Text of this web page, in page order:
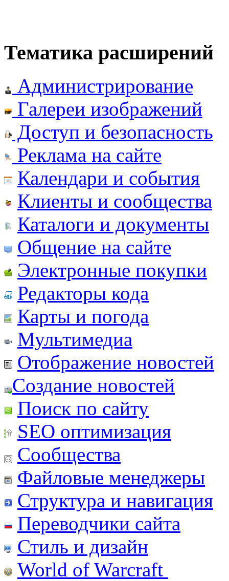
Тематика расширений
Администрирование
Галереи изображений
Доступ и безопасность
Реклама на сайте
Календари и события
Клиенты и сообщества
Каталоги и документы
Общение на сайте
Электронные покупки
Редакторы кода
Карты и погода
Мультимедиа
Отображение новостей
Создание новостей
Поиск по сайту
SEO оптимизация
Сообщества
Файловые менеджеры
Структура и навигация
Переводчики сайта
Стиль и дизайн
World of Warcraft